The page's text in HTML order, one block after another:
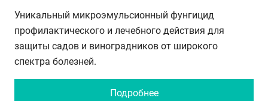
Уникальный микроэмульсионный фунгицид
профилактического и лечебного действия для
защиты садов и виноградников от широкого
спектра болезней.
Подробнее